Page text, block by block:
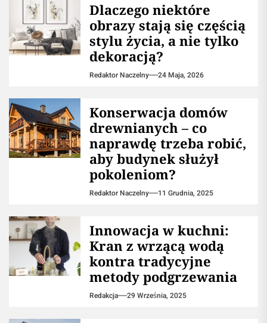
Dlaczego niektóre
obrazy stają się częścią
stylu życia, a nie tylko
dekoracją?
Redaktor Naczelny 24 Maja, 2026
Konserwacja domów
drewnianych – co
naprawdę trzeba robić,
aby budynek służył
pokoleniom?
Redaktor Naczelny 11 Grudnia, 2025
Innowacja w kuchni:
Kran z wrzącą wodą
kontra tradycyjne
metody podgrzewania
Redakcja 29 Września, 2025